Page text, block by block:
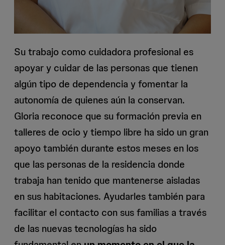
Su trabajo como cuidadora profesional es
apoyar y cuidar de las personas que tienen
algún tipo de dependencia y fomentar la
autonomía de quienes aún la conservan.
Gloria reconoce que su formación previa en
talleres de ocio y tiempo libre ha sido un gran
apoyo también durante estos meses en los
que las personas de la residencia donde
trabaja han tenido que mantenerse aisladas
en sus habitaciones. Ayudarles también para
facilitar el contacto con sus familias a través
de las nuevas tecnologías ha sido